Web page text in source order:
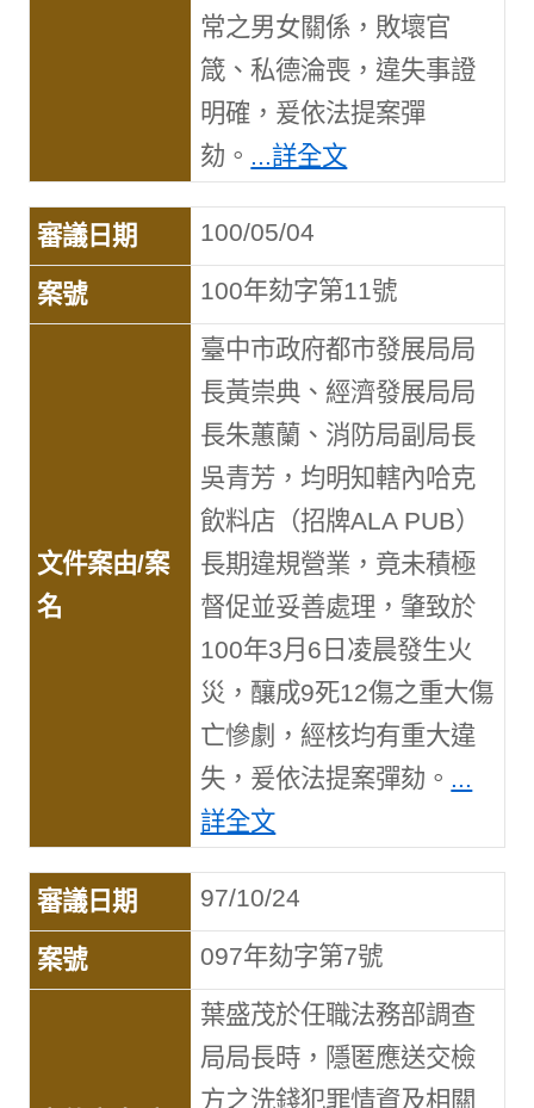
常之男女關係，敗壞官
箴、私德淪喪，違失事證
明確，爰依法提案彈
劾。 ...詳全文
100/05/04
100年劾字第11號
臺中市政府都市發展局局
長黃崇典、經濟發展局局
長朱蕙蘭、消防局副局長
吳青芳，均明知轄內哈克
飲料店（招牌ALA PUB）
長期違規營業，竟未積極
督促並妥善處理，肇致於
100年3月6日凌晨發生火
災，釀成9死12傷之重大傷
亡慘劇，經核均有重大違
失，爰依法提案彈劾。 ...
詳全文
97/10/24
097年劾字第7號
葉盛茂於任職法務部調查
局局長時，隱匿應送交檢
方之洗錢犯罪情資及相關